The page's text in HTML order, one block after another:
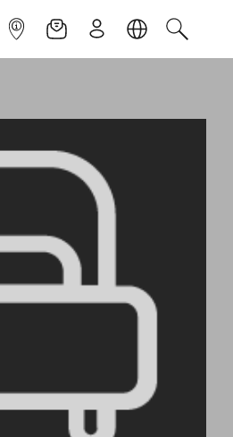
INFOPUNKTNEWSLETTER
ANMELDENSPRACHESUCHEN